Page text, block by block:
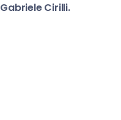
Gabriele Cirilli.